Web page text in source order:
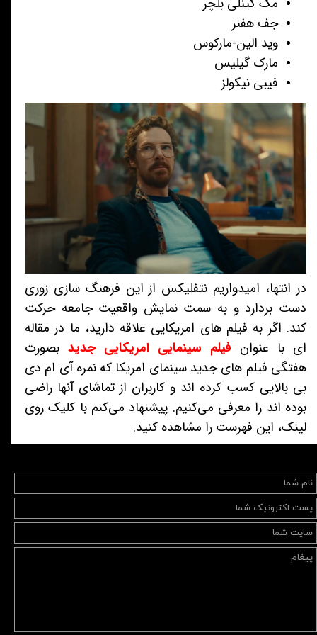
جف هفنر
وید الین-مارکوس
مارک گیلیس
فیبی نیکولز
در انتها، امیدواریم نتفلیکس از این فرهنگ سازی زوری
دست بردارد و به سمت نمایش واقعیت جامعه حرکت
کند. اگر به فیلم های امریکایی علاقه دارید، ما در مقاله
ای با عنوان فیلم سینمایی امریکایی جدید بصورت
هفتگی فیلم های جدید سینمای امریکا که نمره آی ام دی
بی بالایی کسب کرده اند و کاربران از تماشای آنها راضی
بوده اند را معرفی می‌کنیم. پیشنهاد می‌کنم با کلیک روی
لینک، این فهرست را مشاهده کنید.